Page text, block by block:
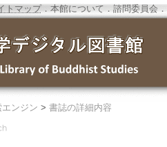
トマップ．本館について ． 諮問委員会．
エンジン > 書誌の詳細内容